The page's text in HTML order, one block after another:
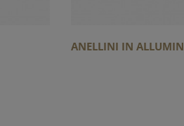
ANELLINI IN